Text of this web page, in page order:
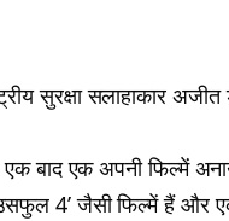
सुरक्षा सलाहाकार
बाद एक अपनी फिल्में
4’ जैसी फिल्में हैं